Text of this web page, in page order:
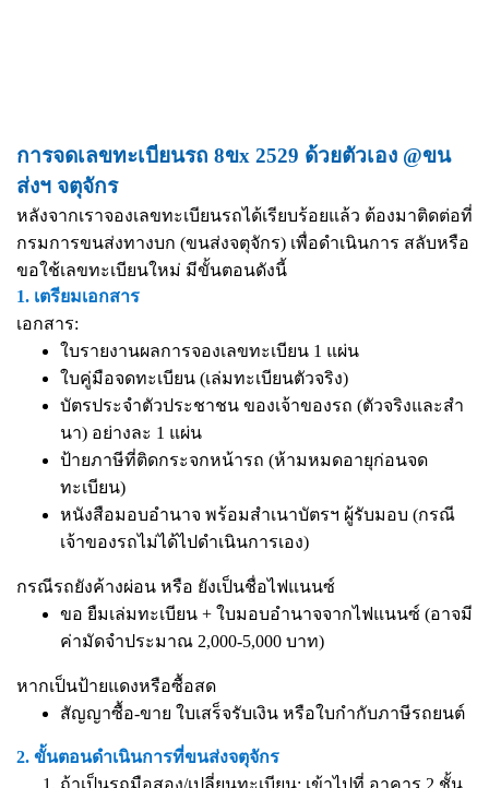
การจดเลขทะเบียนรถ 8ขx 2529 ด้วยตัวเอง @ขน
ส่งฯ จตุจักร
หลังจากเราจองเลขทะเบียนรถได้เรียบร้อยแล้ว ต้องมาติดต่อที่
กรมการขนส่งทางบก (ขนส่งจตุจักร) เพื่อดำเนินการ สลับหรือ
ขอใช้เลขทะเบียนใหม่ มีขั้นตอนดังนี้
1. เตรียมเอกสาร
เอกสาร:
ใบรายงานผลการจองเลขทะเบียน 1 แผ่น
ใบคู่มือจดทะเบียน (เล่มทะเบียนตัวจริง)
บัตรประจำตัวประชาชน ของเจ้าของรถ (ตัวจริงและสำ
นา) อย่างละ 1 แผ่น
ป้ายภาษีที่ติดกระจกหน้ารถ (ห้ามหมดอายุก่อนจด
ทะเบียน)
หนังสือมอบอำนาจ พร้อมสำเนาบัตรฯ ผู้รับมอบ (กรณี
เจ้าของรถไม่ได้ไปดำเนินการเอง)
กรณีรถยังค้างผ่อน หรือ ยังเป็นชื่อไฟแนนซ์
ขอ ยืมเล่มทะเบียน + ใบมอบอำนาจจากไฟแนนซ์ (อาจมี
ค่ามัดจำประมาณ 2,000-5,000 บาท)
หากเป็นป้ายแดงหรือซื้อสด
สัญญาซื้อ-ขาย ใบเสร็จรับเงิน หรือใบกำกับภาษีรถยนต์
2. ขั้นตอนดำเนินการที่ขนส่งจตุจักร
ถ้าเป็นรถมือสอง/เปลี่ยนทะเบียน: เข้าไปที่ อาคาร 2 ชั้น